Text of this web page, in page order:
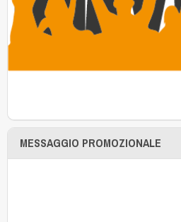
MESSAGGIO PROMOZIONALE